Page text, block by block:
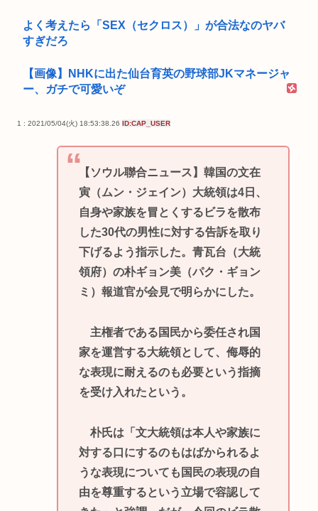
よく考えたら「SEX（セクロス）」が合法なのヤバ
すぎだろ
【画像】NHKに出た仙台育英の野球部JKマネージャ
ー、ガチで可愛いぞ
1 : 2021/05/04(火) 18:53:38.26 ID:CAP_USER
【ソウル聯合ニュース】韓国の文在
寅（ムン・ジェイン）大統領は4日、
自身や家族を冒とくするビラを散布
した30代の男性に対する告訴を取り
下げるよう指示した。青瓦台（大統
領府）の朴ギョン美（パク・ギョン
ミ）報道官が会見で明らかにした。
主権者である国民から委任され国
家を運営する大統領として、侮辱的
な表現に耐えるのも必要という指摘
を受け入れたという。
朴氏は「文大統領は本人や家族に
対する口にするのもはばかられるよ
うな表現についても国民の表現の自
由を尊重するという立場で容認して